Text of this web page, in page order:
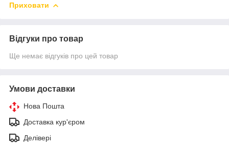
Приховати
Відгуки про товар
Ще немає відгуків про цей товар
Умови доставки
Нова Пошта
Доставка кур'єром
Делівері